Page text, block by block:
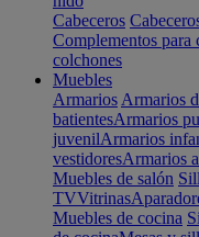
Cabeceros
Complementos para
colchones
Muebles
Armarios Armarios
batientesArmarios
juvenilArmarios
vestidoresArmarios
Muebles de salón
TVVitrinas
Muebles de cocina